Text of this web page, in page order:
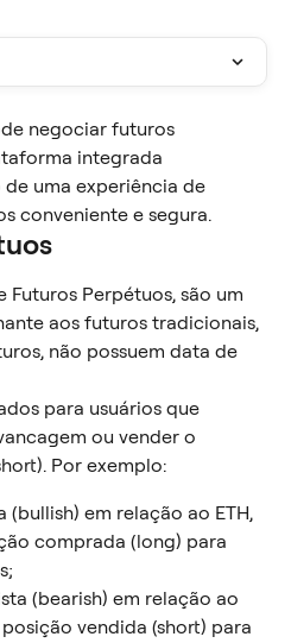
negociar futuros
integrada
de uma experiência de
conveniente e segura.
Futuros Perpétuos, são um
aos futuros tradicionais,
não possuem data de
para usuários que
ou vender o
Por exemplo:
(bullish) em relação ao ETH,
comprada (long) para
(bearish) em relação ao
vendida (short) para